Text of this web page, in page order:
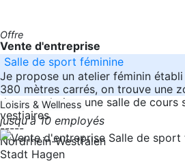
Offre
Vente d'entreprise
Salle de sport féminine
Je propose un atelier féminin
380 mètres carrés, on trouve une
de musculation, une salle de cours
vestiaires
-----
Nordrhein-Westfalen
Loisirs & Wellness
jusqu'à 10 employés
Stadt Hagen